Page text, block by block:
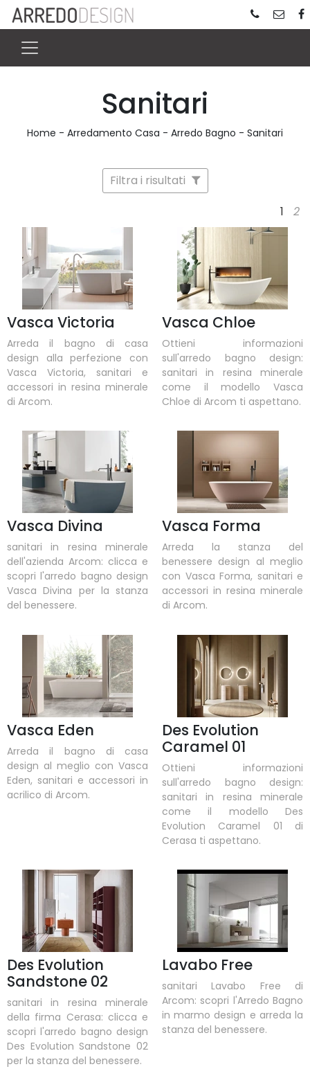
Sanitari
Home - Arredamento Casa - Arredo Bagno - Sanitari
Filtra i risultati
1
2
Vasca Victoria
Arreda il bagno di casa
design alla perfezione con
Vasca Victoria, sanitari e
accessori in resina minerale
di Arcom.
Vasca Chloe
Ottieni informazioni
sull'arredo bagno design:
sanitari in resina minerale
come il modello Vasca
Chloe di Arcom ti aspettano.
Vasca Divina
sanitari in resina minerale
dell'azienda Arcom: clicca e
scopri l'arredo bagno design
Vasca Divina per la stanza
del benessere.
Vasca Forma
Arreda la stanza del
benessere design al meglio
con Vasca Forma, sanitari e
accessori in resina minerale
di Arcom.
Vasca Eden
Arreda il bagno di casa
design al meglio con Vasca
Eden, sanitari e accessori in
acrilico di Arcom.
Des Evolution
Caramel 01
Ottieni informazioni
sull'arredo bagno design:
sanitari in resina minerale
come il modello Des
Evolution Caramel 01 di
Cerasa ti aspettano.
Des Evolution
Sandstone 02
sanitari in resina minerale
della firma Cerasa: clicca e
scopri l'arredo bagno design
Des Evolution Sandstone 02
per la stanza del benessere.
Lavabo Free
sanitari Lavabo Free di
Arcom: scopri l'Arredo Bagno
in marmo design e arreda la
stanza del benessere.